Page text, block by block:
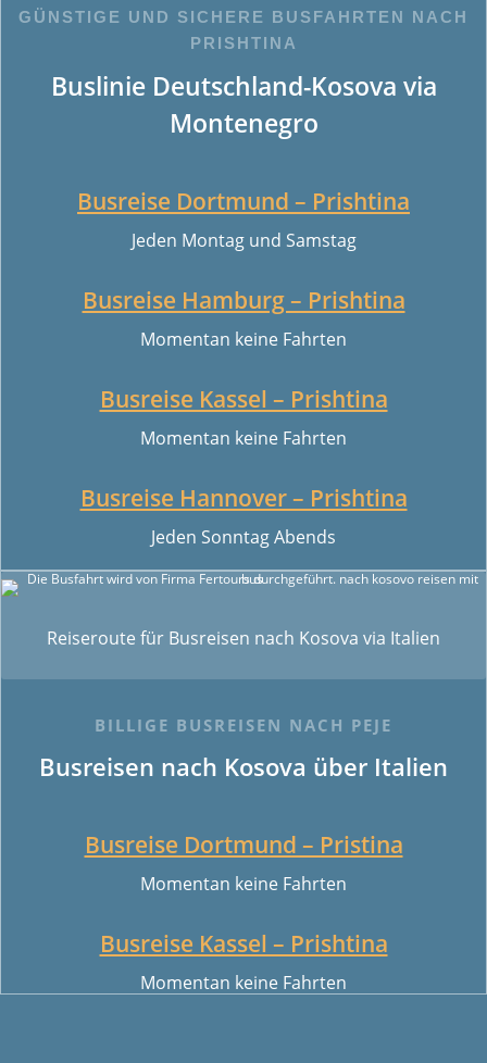
GÜNSTIGE UND SICHERE BUSFAHRTEN NACH
PRISHTINA
Buslinie Deutschland-Kosova via
Montenegro
Busreise Dortmund – Prishtina
Jeden Montag und Samstag
Busreise Hamburg – Prishtina
Momentan keine Fahrten
Busreise Kassel – Prishtina
Momentan keine Fahrten
Busreise Hannover – Prishtina
Jeden Sonntag Abends
Reiseroute für Busreisen nach Kosova via Italien
BILLIGE BUSREISEN NACH PEJE
Busreisen nach Kosova über Italien
Busreise Dortmund – Pristina
Momentan keine Fahrten
Busreise Kassel – Prishtina
Momentan keine Fahrten